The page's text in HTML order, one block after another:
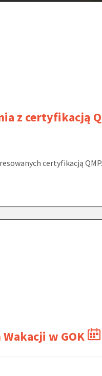
z certyfikacją
certyfikacją
w GOK